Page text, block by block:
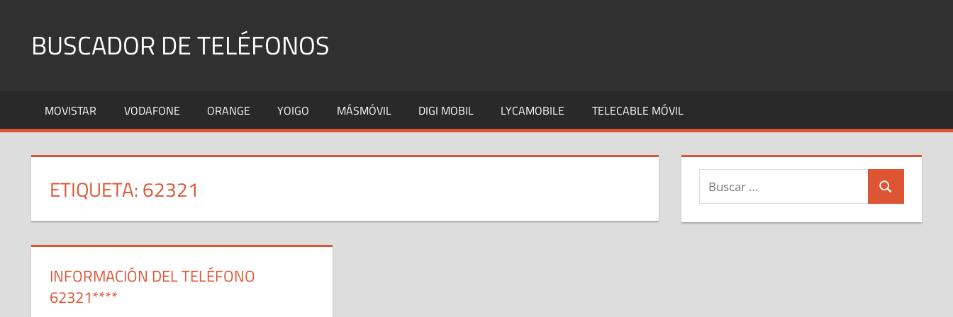
contenidoBUSCADOR DE TELÉFONOS
Fijos
y
MOVISTAR VODAFONE ORANGE YOIGO MÁSMÓVIL DIGI MOBIL LYCAMOBILE TELECABLE MÓVIL
ETIQUETA:62321
INFORMACIÓN DEL TELÉFONO
62321****
Buscar:
Buscar